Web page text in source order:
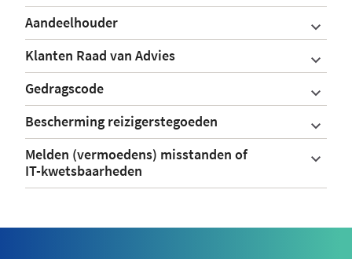
Aandeelhouder
Klanten Raad van Advies
Gedragscode
Bescherming reizigerstegoeden
Melden (vermoedens) misstanden of
IT-kwetsbaarheden